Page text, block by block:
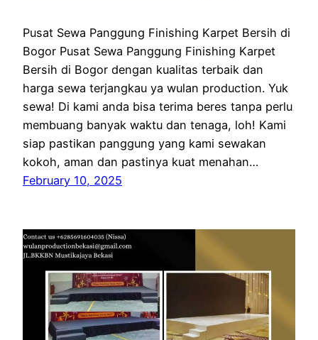
Pusat Sewa Panggung Finishing Karpet Bersih di
Bogor Pusat Sewa Panggung Finishing Karpet
Bersih di Bogor dengan kualitas terbaik dan
harga sewa terjangkau ya wulan production. Yuk
sewa! Di kami anda bisa terima beres tanpa perlu
membuang banyak waktu dan tenaga, loh! Kami
siap pastikan panggung yang kami sewakan
kokoh, aman dan pastinya kuat menahan…
February 10, 2025